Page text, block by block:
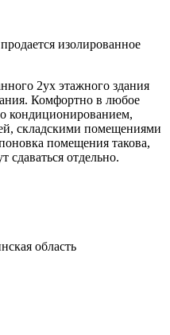
изолированное
2ух этажного здания
Комфортно в любое
кондиционированием,
складскими помещениями
помещения такова,
сдаваться отдельно.
область